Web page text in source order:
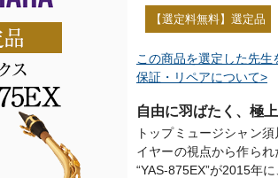
【選定料無料】選定品
この商品を選定した先生
保証・リペアについて>
自由に羽ばたく、極
トップミュージシャン
イヤーの視点から作ら
“YAS-875EX”が2015年